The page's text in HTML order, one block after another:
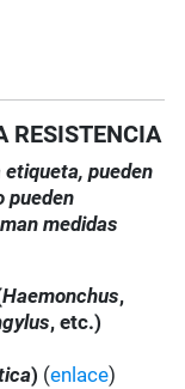
RESISTENCIA
etiqueta, pueden
pueden
medidas
Haemonchus,
, etc.)
) (enlace)